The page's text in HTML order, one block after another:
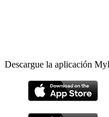
Descargue la aplicación